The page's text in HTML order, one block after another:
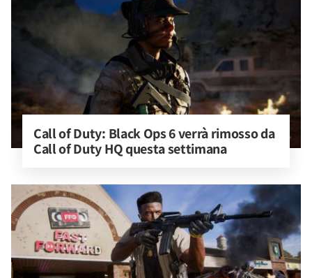
Call of Duty: Black Ops 6 verrà rimosso da
Call of Duty HQ questa settimana